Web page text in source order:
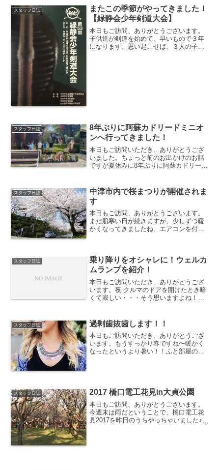
スタッフ日誌
またこの季節がやってきました！
【緑静会少年剣道大会】
本日もご訪問、ありがとうございます。
子供達が剣道を始めて、早いもので３年
になります。思い起こせば、３人の子供
スタッフ日誌
8年ぶりに阿蘇カドリードミニオ
ンへ行ってきました！
本日もご訪問いただき、ありがとうござ
いました。ちょっと前のお出かけのお話
ですが夏休みに8年ぶりに阿蘇カドリード
大きくなったね！！親も横に大きくなっ
たねwwもう身長も変...
スタッフ日誌
中津市内で桜まつりが開催されま
す
本日もご訪問、ありがとうございます。
まだ肌寒い日が続きますが、少しずつ暖
かくなってきましたね。エアコンを付け
2017それに合わせて...
スタッフ日誌
乗り降りをオシャレに！ウェルカ
ムランプを紹介！
本日もご訪問いただき、ありがとうござ
います。夜 クルマのドアを開けたとき暗
くて寂しい・・・そう思いますよね！安
の？Amazonでの商品紹介のページではこ
んな感じです。商...
スタッフ日誌 過剰歯抜歯します！！
本日もご訪問いただき、ありがとうござ
います。もうすっかり春ですね〜暖かく
なったというより暑い！！ふと部屋の温
スタッフ日誌 2017 橋口電工花見in大貞公園
本日もご訪問、ありがとうございます。
今週末は雨だということで、橋口電工花
見2017を昨日のうちやっちゃいました♪会